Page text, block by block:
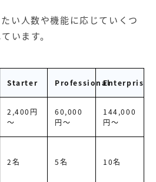
い人数や機能に応じていくつ
います。
Starter ProfessionalEnterprise
2,400円
～
60,000
円～
144,000
円～
2名 5名 10名